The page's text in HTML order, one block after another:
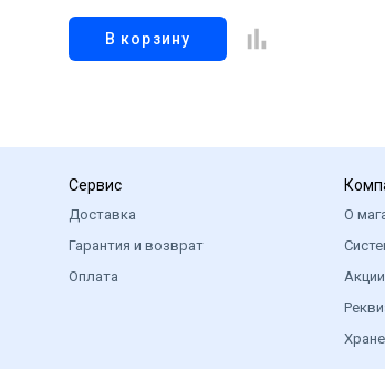
В корзину
Сервис
Доставка
Гарантия и возврат
Оплата
О
Акции